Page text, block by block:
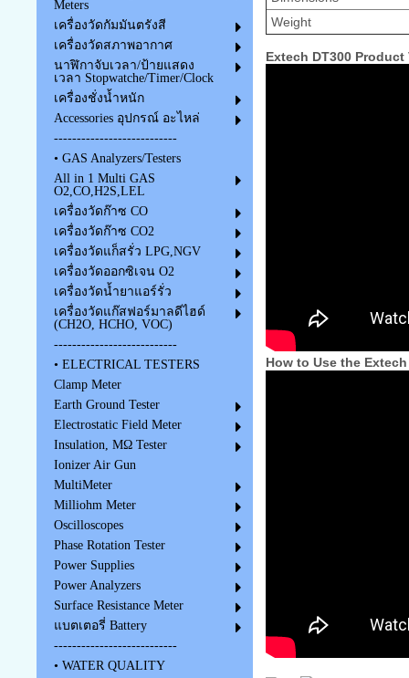
Meters
เครื่องวัดกัมมันตรังสี
เครื่องวัดสภาพอากาศ
นาฬิกาจับเวลา/ป้ายแสดง
เวลา Stopwatche/Timer/Clock
เครื่องชั่งน้ำหนัก
Accessories อุปกรณ์ อะไหล่
---------------------------
• GAS Analyzers/Testers
All in 1 Multi GAS
O2,CO,H2S,LEL
เครื่องวัดก๊าซ CO
เครื่องวัดก๊าซ CO2
เครื่องวัดแก็สรั่ว LPG,NGV
เครื่องวัดออกซิเจน O2
เครื่องวัดน้ำยาแอร์รั่ว
เครื่องวัดแก๊สฟอร์มาลดีไฮด์
(CH2O, HCHO, VOC)
---------------------------
• ELECTRICAL TESTERS
Clamp Meter
Earth Ground Tester
Electrostatic Field Meter
Insulation, MΩ Tester
Ionizer Air Gun
MultiMeter
Milliohm Meter
Oscilloscopes
Phase Rotation Tester
Power Supplies
Power Analyzers
Surface Resistance Meter
แบตเตอรี่ Battery
---------------------------
• WATER QUALITY
Weight
Extech DT300
How to Use the